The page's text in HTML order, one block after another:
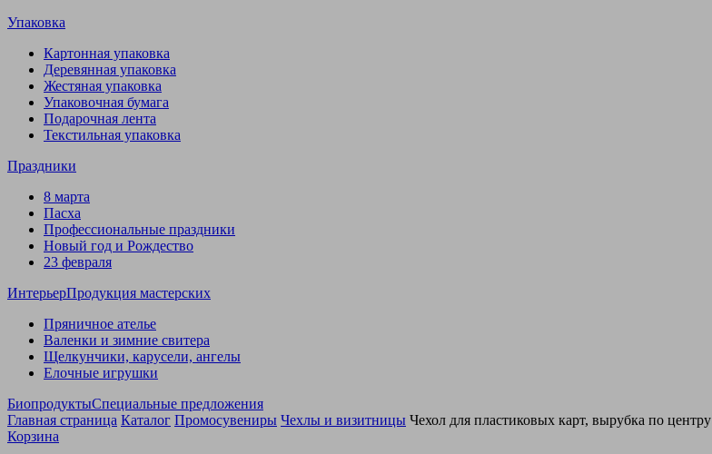
Упаковка
Картонная упаковка
Деревянная упаковка
Жестяная упаковка
Упаковочная бумага
Подарочная лента
Текстильная упаковка
Праздники
8 марта
Пасха
Профессиональные праздники
Новый год и Рождество
23 февраля
ИнтерьерПродукция мастерских
Пряничное ателье
Валенки и зимние свитера
Щелкунчики, карусели, ангелы
Елочные игрушки
БиопродуктыСпециальные предложения
Главная страница Каталог Промосувениры Чехлы и визитницы Чехол для пластиковых карт, вырубка по центру
Корзина